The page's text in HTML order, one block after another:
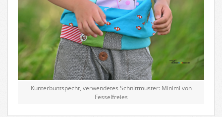
Kunterbuntspecht, verwendetes Schnittmuster: Minimi von
Fesselfreies